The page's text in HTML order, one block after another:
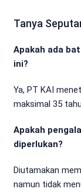
Tanya
Apakah ada
ini?
Ya, PT KAI
maksimal 35
Apakah
diperlukan?
Diutamakan
namun tidak